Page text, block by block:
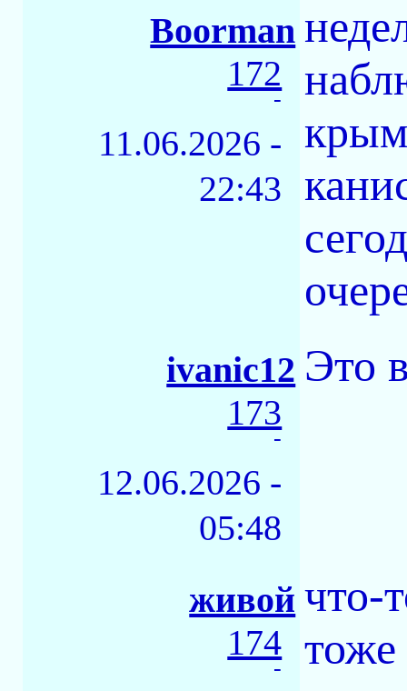
Boorman
172
-
11.06.2026 -
22:43
ivanic12
173
-
12.06.2026 -
05:48
Это
живой
174
-
что-
тоже